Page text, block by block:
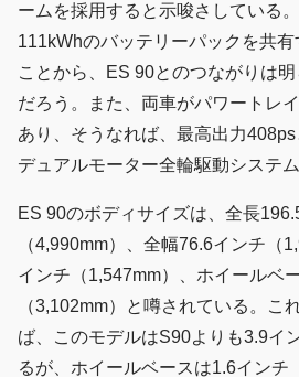
ームを採用すると示唆さしている
111kWhのバッテリーパックを共
ことから、ES 90とのつながりは
だろう。また、両車がパワートレ
あり、そうなれば、最高出力
デュアルモーター全輪駆動システ
ES 90のボディサイズは、全長
（4,990mm）、全幅76.6インチ（
インチ（1,547mm）、ホイールベ
（3,102mm）と噂されている。こ
ば、このモデルはS90よりも3.9イ
るが、ホイールベースは1.6インチ